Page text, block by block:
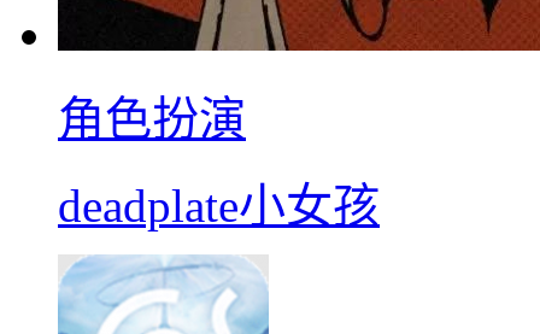
角色扮演
deadplate小女孩